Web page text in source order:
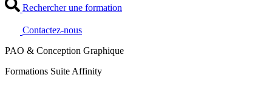
Rechercher une formation
Contactez-nous
PAO & Conception Graphique
Formations Suite Affinity